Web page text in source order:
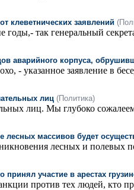
клеветнических заявлений
так генеральный
аварийного корпуса,
- указанное заявление в
лиц (Политика)
лиц. Мы глубоко
массивов будет
лесных и полевых
участие в арестах
против тех людей, кто